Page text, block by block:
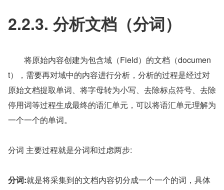
2.2.3. 分析文档（分词）
将原始内容创建为包含域（Field）的文档（documen
t），需要再对域中的内容进行分析，分析的过程是经过对
原始文档提取单词、将字母转为小写、去除标点符号、去除
停用词等过程生成最终的语汇单元，可以将语汇单元理解为
一个一个的单词。
分词 主要过程就是分词和过虑两步:
分词:就是将采集到的文档内容切分成一个一个的词，具体